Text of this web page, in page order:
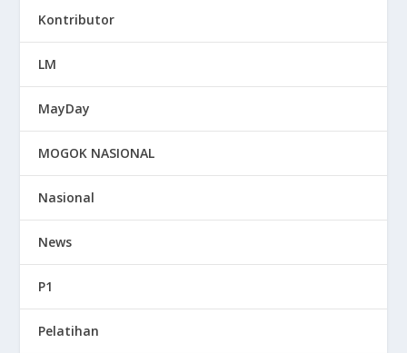
Kontributor
LM
MayDay
MOGOK NASIONAL
Nasional
News
P1
Pelatihan